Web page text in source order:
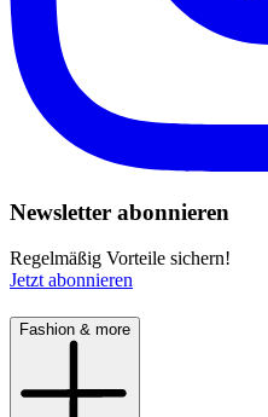
Newsletter abonnieren
Regelmäßig Vorteile sichern!
Jetzt abonnieren
Fashion & more